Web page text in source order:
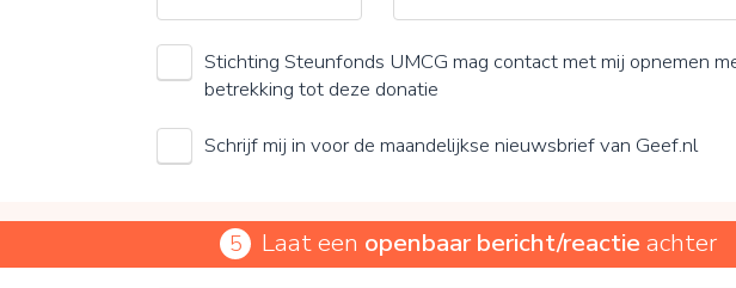
Stichting Steunfonds UMCG mag contact met mij opnemen
betrekking tot deze donatie
Schrijf mij in voor de maandelijkse nieuwsbrief van Geef.nl
5 Laat een openbaar bericht/reactie achter